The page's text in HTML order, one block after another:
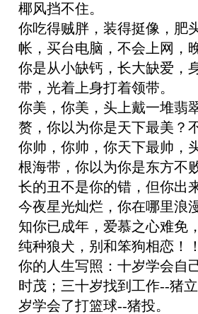
椰风挡不住。
你吃得贼胖，装得挺像，肥
帐，买台电脑，不会上网，
你是从小缺钙，长大缺爱，
带，光着上身打着领带。
你美，你美，头上戴一堆翡
赘，你以为你是天下最美？
你帅，你帅，你天下最帅，
根海带，你以为你是东方不
长的丑不是你的错，但你出
今夜星光灿烂，你在哪里浪
知你已成年，爱慕之心难免
纯种狼犬，别和笨狗相恋！！
你的人生写照：十岁学会自
时茂；三十岁找到工作--猪
岁学会了打篮球--猪投。